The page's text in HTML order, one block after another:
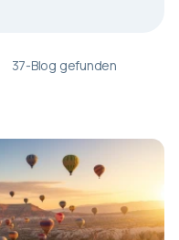
37-Blog gefunden